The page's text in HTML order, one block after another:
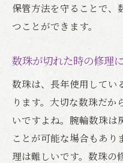
保管方法を守ることで、
つことができます。
数珠が切れた時の修理
数珠は、長年使用してい
ります。大切な数珠だ
いですよね。腕輪数珠は
ことが可能な場合もあり
理は難しいです。数珠の